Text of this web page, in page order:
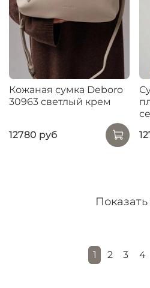
Кожаная сумка Deboro
30963 светлый крем
12780 руб
1 2 3 4